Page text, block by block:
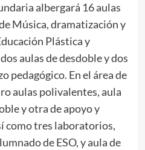
albergará 16 aulas
Música, dramatización y
Plástica y
aulas de desdoble y dos
pedagógico. En el área de
aulas polivalentes, aula
y otra de apoyo y
como tres laboratorios,
de ESO, y aula de